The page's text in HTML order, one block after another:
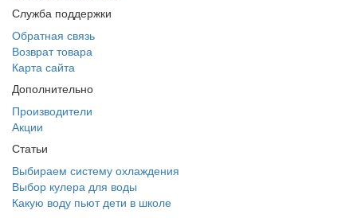
Служба поддержки
Обратная связь
Возврат товара
Карта сайта
Дополнительно
Производители
Акции
Статьи
Выбираем систему охлаждения
Выбор кулера для воды
Какую воду пьют дети в школе